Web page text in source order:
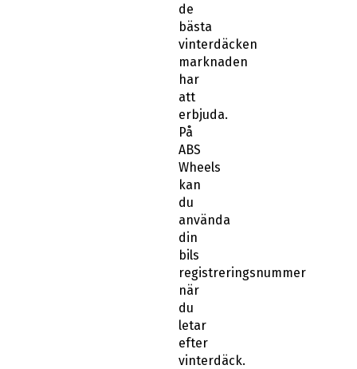
de
bästa
vinterdäcken
marknaden
har
att
erbjuda.
På
ABS
Wheels
kan
du
använda
din
bils
registreringsnummer
när
du
letar
efter
vinterdäck.